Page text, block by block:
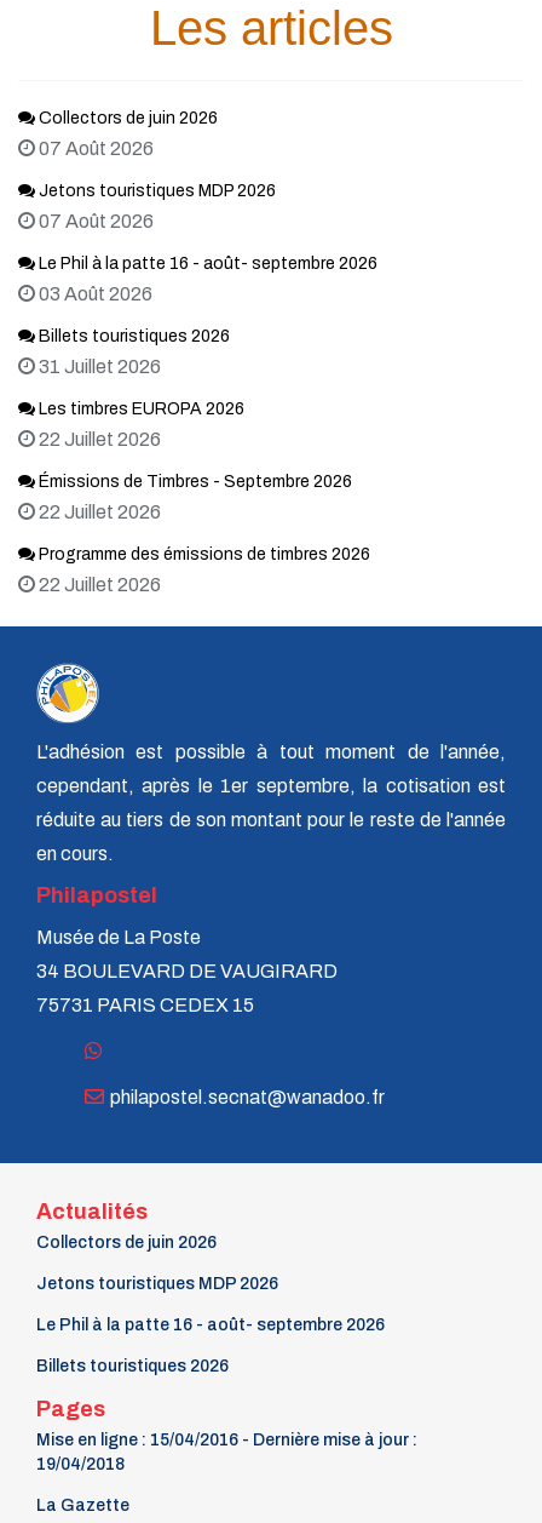
Les articles
Collectors de juin 2026
07 Août 2026
Jetons touristiques MDP 2026
07 Août 2026
Le Phil à la patte 16 - août- septembre 2026
03 Août 2026
Billets touristiques 2026
31 Juillet 2026
Les timbres EUROPA 2026
22 Juillet 2026
Émissions de Timbres - Septembre 2026
22 Juillet 2026
Programme des émissions de timbres 2026
22 Juillet 2026
L'adhésion est possible à tout moment de l'année,
cependant, après le 1er septembre, la cotisation est
réduite au tiers de son montant pour le reste de l'année
en cours.
Philapostel
Musée de La Poste
34 BOULEVARD DE VAUGIRARD
75731 PARIS CEDEX 15
philapostel.secnat@wanadoo.fr
Actualités
Collectors de juin 2026
Jetons touristiques MDP 2026
Le Phil à la patte 16 - août- septembre 2026
Billets touristiques 2026
Pages
Mise en ligne : 15/04/2016 - Dernière mise à jour :
19/04/2018
La Gazette